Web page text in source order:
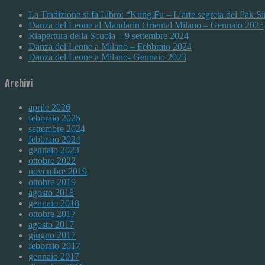
La Tradizione si fa Libro: “Kung Fu – L’arte segreta del Pak
Danza del Leone al Mandarin Oriental Milano – Gennaio 2025
Riapertura della Scuola – 9 settembre 2024
Danza del Leone a Milano – Febbraio 2024
Danza del Leone a Milano- Gennaio 2023
Archivi
aprile 2026
febbraio 2025
settembre 2024
febbraio 2024
gennaio 2023
ottobre 2022
novembre 2019
ottobre 2019
agosto 2018
gennaio 2018
ottobre 2017
agosto 2017
giugno 2017
febbraio 2017
gennaio 2017